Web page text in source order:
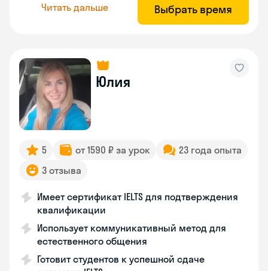
Читать дальше Выбрать время
Юлия
5 от 1590 ₽ за урок
23 года опыта
3 отзыва
Имеет сертификат IELTS для подтверждения
квалификации
Использует коммуникативный метод для
естественного общения
Готовит студентов к успешной сдаче